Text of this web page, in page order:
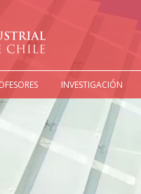
INVESTIGACIÓN